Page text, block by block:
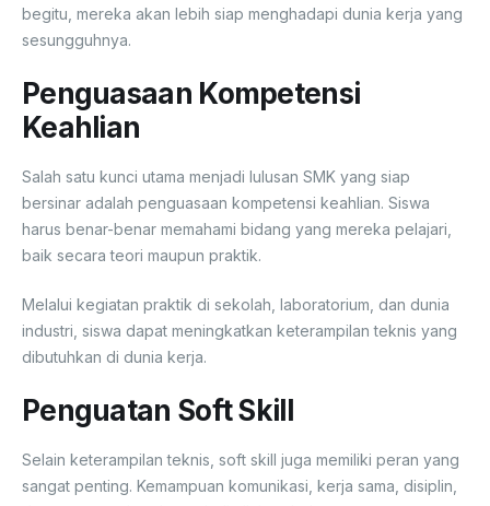
begitu, mereka akan lebih siap menghadapi dunia kerja yang
sesungguhnya.
Penguasaan Kompetensi
Keahlian
Salah satu kunci utama menjadi lulusan SMK yang siap
bersinar adalah penguasaan kompetensi keahlian. Siswa
harus benar-benar memahami bidang yang mereka pelajari,
baik secara teori maupun praktik.
Melalui kegiatan praktik di sekolah, laboratorium, dan dunia
industri, siswa dapat meningkatkan keterampilan teknis yang
dibutuhkan di dunia kerja.
Penguatan Soft Skill
Selain keterampilan teknis, soft skill juga memiliki peran yang
sangat penting. Kemampuan komunikasi, kerja sama, disiplin,